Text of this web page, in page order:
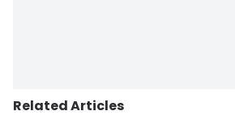
Related Articles